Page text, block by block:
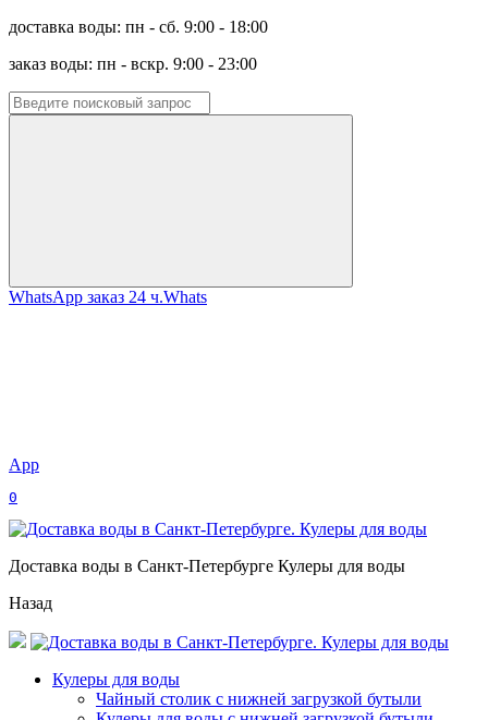
доставка воды: пн - сб. 9:00 - 18:00
заказ воды: пн - вскр. 9:00 - 23:00
WhatsApp заказ 24 ч.Whats
App
0
Доставка воды в Санкт-Петербурге Кулеры для воды
Назад
Кулеры для воды
Чайный столик с нижней загрузкой бутыли